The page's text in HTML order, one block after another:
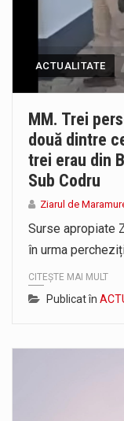
ACTUALITATE
MM. Trei
două dintre
trei erau din
Sub Codru
Ziarul de
Surse apropiate
în urma
CITEȘTE MAI MULT
Publicat în